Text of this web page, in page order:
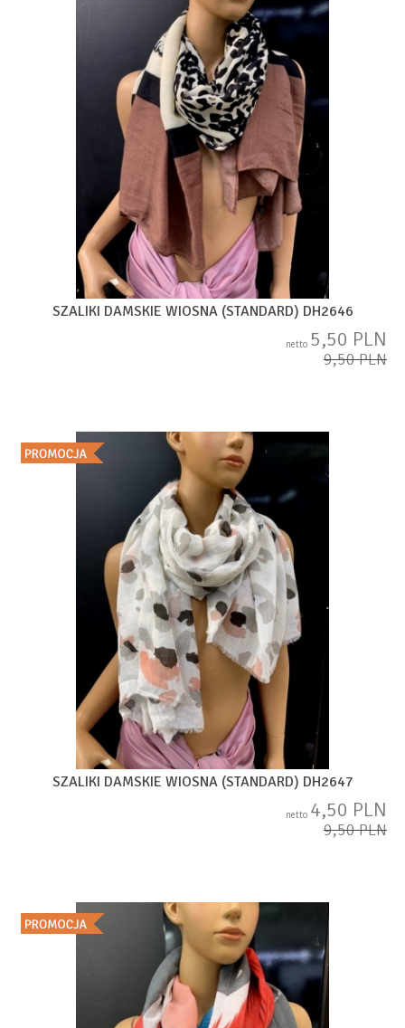
SZALIKI DAMSKIE WIOSNA (STANDARD) DH2646
netto 5,50 PLN
9,50 PLN
SZALIKI DAMSKIE WIOSNA (STANDARD) DH2647
netto 4,50 PLN
9,50 PLN